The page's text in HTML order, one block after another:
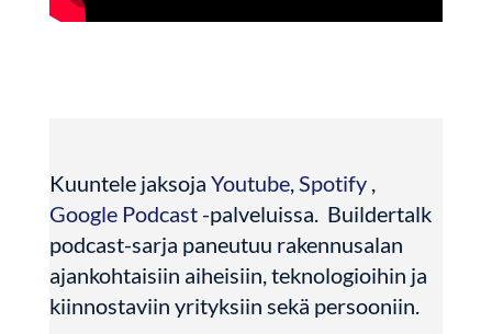
Kuuntele jaksoja Youtube,Spotify,
Google Podcast-palveluissa. Buildertalk
podcast-sarja paneutuu rakennusalan
ajankohtaisiin aiheisiin, teknologioihin ja
kiinnostaviin yrityksiin sekä persooniin.